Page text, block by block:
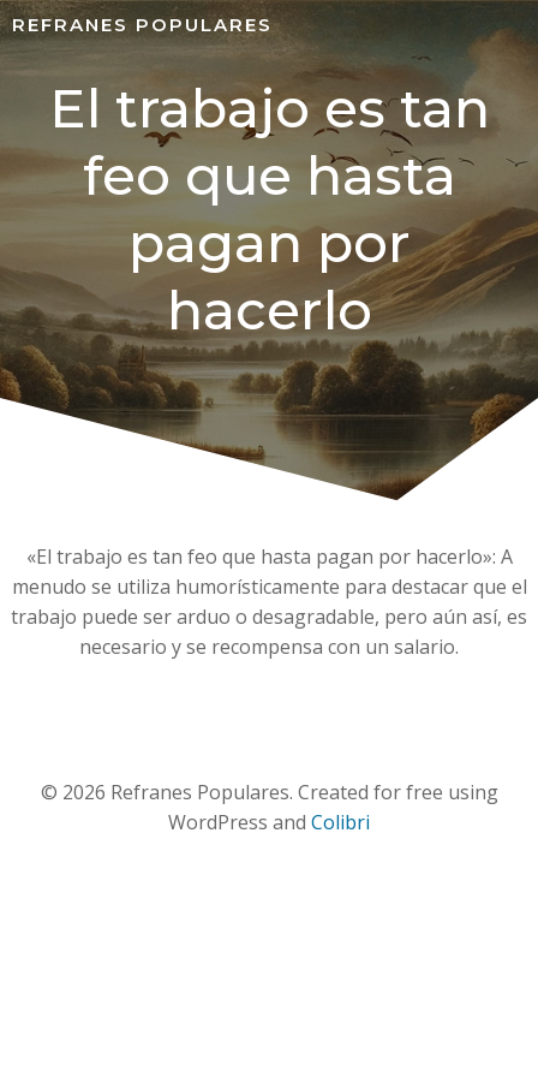
REFRANES POPULARES
El trabajo es tan
feo que hasta
pagan por
hacerlo
«El trabajo es tan feo que hasta pagan por hacerlo»: A
menudo se utiliza humorísticamente para destacar que el
trabajo puede ser arduo o desagradable, pero aún así, es
necesario y se recompensa con un salario.
© 2026 Refranes Populares. Created for free using
WordPress and Colibri